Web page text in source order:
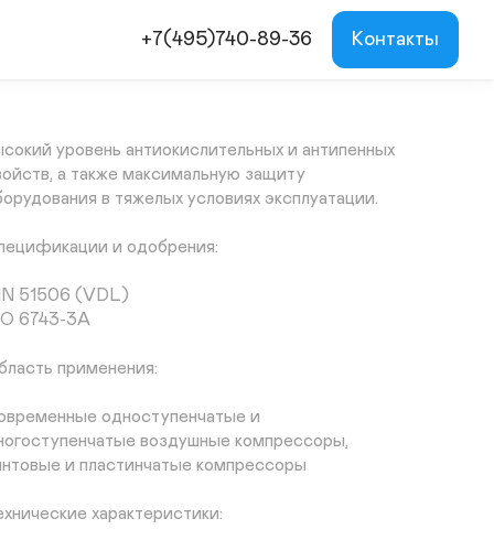
+7(495)740-89-36 Контакты
материалы для воздушных
уровень антиокислительных и антипенных
а также максимальную защиту
в тяжелых условиях эксплуатации.
и одобрения:
51506 (VDL)
6743-3A
применения:
одноступенчатые и
воздушные компрессоры,
и пластинчатые компрессоры
характеристики: